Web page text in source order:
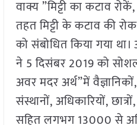
वाक्य ”मिट्टी का कटाव
तहत मिट्टी के कटाव की
को संबोधित किया गया
ने 5 दिसंबर 2019 को
अवर मदर अर्थ”में
संस्थानों, अधिकारियों,
सहित लगभग 13000 से